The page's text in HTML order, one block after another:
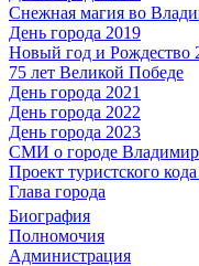
Снежная магия во
День города 2019
Новый год и Рождество
75 лет Великой Победе
День города 2021
День города 2022
День города 2023
СМИ о городе
Проект туристского
Глава города
Биография
Полномочия
Администрация